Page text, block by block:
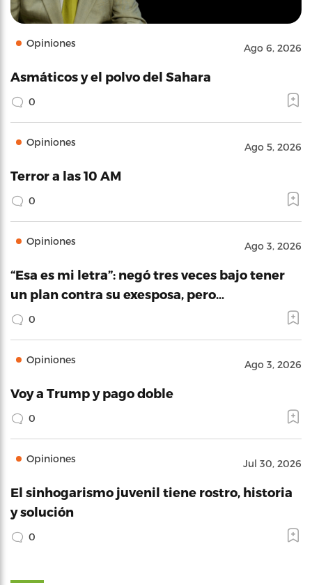
Opiniones Ago 6, 2026
Asmáticos y el polvo del Sahara
0
Opiniones Ago 5, 2026
Terror a las 10 AM
0
Opiniones Ago 3, 2026
“Esa es mi letra”: negó tres veces bajo tener
un plan contra su exesposa, pero…
0
Opiniones Ago 3, 2026
Voy a Trump y pago doble
0
Opiniones Jul 30, 2026
El sinhogarismo juvenil tiene rostro, historia
y solución
0